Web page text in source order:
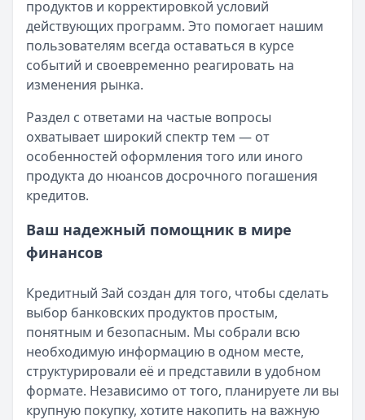
продуктов и корректировкой условий
действующих программ. Это помогает нашим
пользователям всегда оставаться в курсе
событий и своевременно реагировать на
изменения рынка.
Раздел с ответами на частые вопросы
охватывает широкий спектр тем — от
особенностей оформления того или иного
продукта до нюансов досрочного погашения
кредитов.
Ваш надежный помощник в мире
финансов
Кредитный Зай создан для того, чтобы сделать
выбор банковских продуктов простым,
понятным и безопасным. Мы собрали всю
необходимую информацию в одном месте,
структурировали её и представили в удобном
формате. Независимо от того, планируете ли вы
крупную покупку, хотите накопить на важную